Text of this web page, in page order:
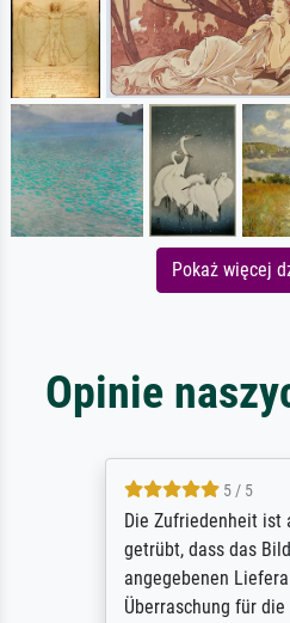
Pokaż więcej
Opinie
5 / 5
Die Zufriedenheit ist
getrübt, dass das Bild
angegebenen
Überraschung für die